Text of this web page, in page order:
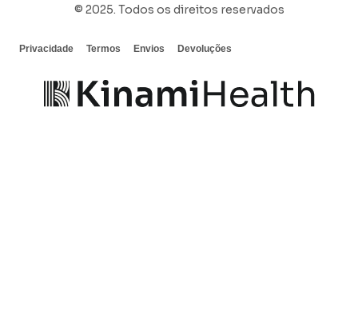
© 2025. Todos os direitos reservados
Privacidade Termos Envios Devoluções